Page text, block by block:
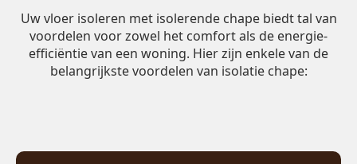
Uw vloer isoleren met isolerende chape biedt tal van
voordelen voor zowel het comfort als de energie-
efficiëntie van een woning. Hier zijn enkele van de
belangrijkste voordelen van isolatie chape: